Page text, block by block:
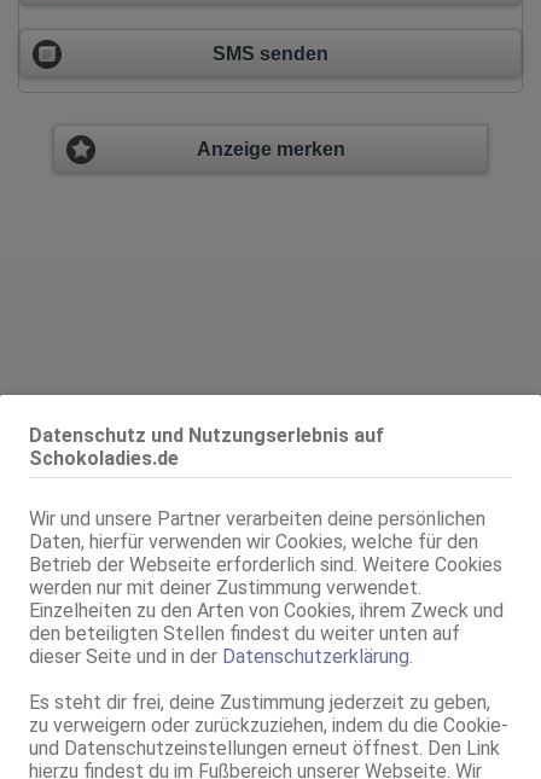
Datenschutz und Nutzungserlebnis auf
Schokoladies.de
Wir und unsere Partner verarbeiten deine persönlichen
Daten, hierfür verwenden wir Cookies, welche für den
Betrieb der Webseite erforderlich sind. Weitere Cookies
werden nur mit deiner Zustimmung verwendet.
Einzelheiten zu den Arten von Cookies, ihrem Zweck und
den beteiligten Stellen findest du weiter unten auf
dieser Seite und in der Datenschutzerklärung.
Es steht dir frei, deine Zustimmung jederzeit zu geben,
zu verweigern oder zurückzuziehen, indem du die Cookie-
und Datenschutzeinstellungen erneut öffnest. Den Link
hierzu findest du im Fußbereich unserer Webseite. Wir
SMS senden
Anzeige merken
Alter: 26 Jahre
Geschlecht: weiblich
Körpergröße: 160 cm
Oberweite: 80 C
Typ: Latina
KF: 36/38
Intimbereich: total rasiert
Haare: schwarz, rückenlang, glatt
Sprachen:
Englisch
Spanisch
Verkehr:
GV